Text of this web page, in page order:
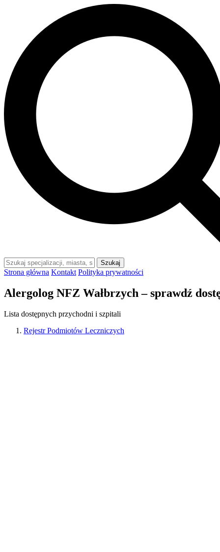
Szukaj
Strona główna Kontakt Polityka prywatności
Alergolog NFZ Wałbrzych – sprawdź
Lista dostępnych przychodni i szpitali
Rejestr Podmiotów Leczniczych